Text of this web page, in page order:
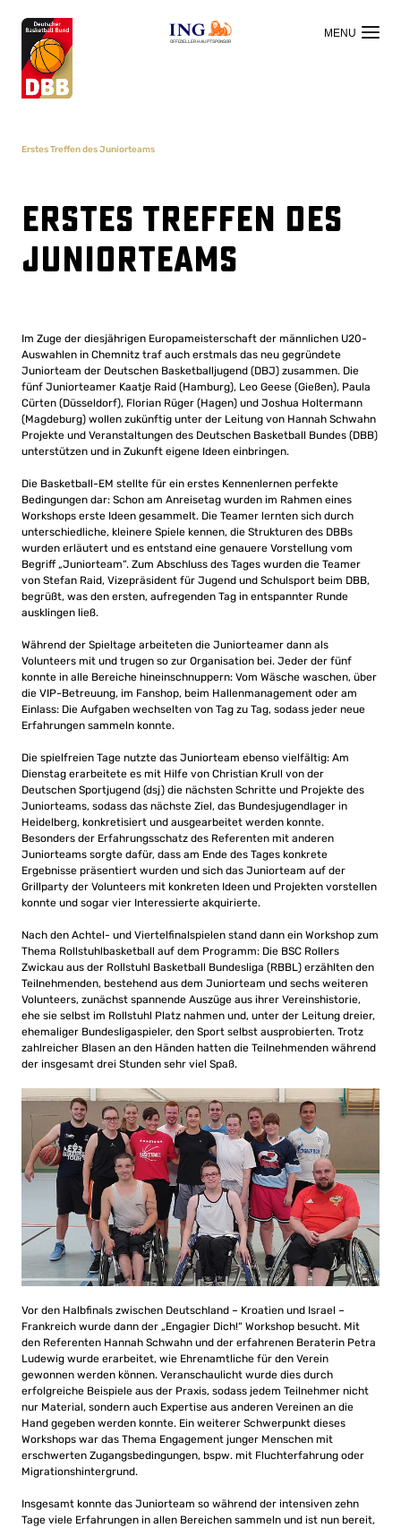
OFFIZIELLER HAUPTSPONSOR
Erstes Treffen des Juniorteams
Erstes Treffen des
Juniorteams
Im Zuge der diesjährigen Europameisterschaft der männlichen U20-
Auswahlen in Chemnitz traf auch erstmals das neu gegründete
Juniorteam der Deutschen Basketballjugend (DBJ) zusammen. Die
fünf Juniorteamer Kaatje Raid (Hamburg), Leo Geese (Gießen), Paula
Cürten (Düsseldorf), Florian Rüger (Hagen) und Joshua Holtermann
(Magdeburg) wollen zukünftig unter der Leitung von Hannah Schwahn
Projekte und Veranstaltungen des Deutschen Basketball Bundes (DBB)
unterstützen und in Zukunft eigene Ideen einbringen.
Die Basketball-EM stellte für ein erstes Kennenlernen perfekte
Bedingungen dar: Schon am Anreisetag wurden im Rahmen eines
Workshops erste Ideen gesammelt. Die Teamer lernten sich durch
unterschiedliche, kleinere Spiele kennen, die Strukturen des DBBs
wurden erläutert und es entstand eine genauere Vorstellung vom
Begriff „Juniorteam“. Zum Abschluss des Tages wurden die Teamer
von Stefan Raid, Vizepräsident für Jugend und Schulsport beim DBB,
begrüßt, was den ersten, aufregenden Tag in entspannter Runde
ausklingen ließ.
Während der Spieltage arbeiteten die Juniorteamer dann als
Volunteers mit und trugen so zur Organisation bei. Jeder der fünf
konnte in alle Bereiche hineinschnuppern: Vom Wäsche waschen, über
die VIP-Betreuung, im Fanshop, beim Hallenmanagement oder am
Einlass: Die Aufgaben wechselten von Tag zu Tag, sodass jeder neue
Erfahrungen sammeln konnte.
Die spielfreien Tage nutzte das Juniorteam ebenso vielfältig: Am
Dienstag erarbeitete es mit Hilfe von Christian Krull von der
Deutschen Sportjugend (dsj) die nächsten Schritte und Projekte des
Juniorteams, sodass das nächste Ziel, das Bundesjugendlager in
Heidelberg, konkretisiert und ausgearbeitet werden konnte.
Besonders der Erfahrungsschatz des Referenten mit anderen
Juniorteams sorgte dafür, dass am Ende des Tages konkrete
Ergebnisse präsentiert wurden und sich das Juniorteam auf der
Grillparty der Volunteers mit konkreten Ideen und Projekten vorstellen
konnte und sogar vier Interessierte akquirierte.
Nach den Achtel- und Viertelfinalspielen stand dann ein Workshop zum
Thema Rollstuhlbasketball auf dem Programm: Die BSC Rollers
Zwickau aus der Rollstuhl Basketball Bundesliga (RBBL) erzählten den
Teilnehmenden, bestehend aus dem Juniorteam und sechs weiteren
Volunteers, zunächst spannende Auszüge aus ihrer Vereinshistorie,
ehe sie selbst im Rollstuhl Platz nahmen und, unter der Leitung dreier,
ehemaliger Bundesligaspieler, den Sport selbst ausprobierten. Trotz
zahlreicher Blasen an den Händen hatten die Teilnehmenden während
der insgesamt drei Stunden sehr viel Spaß.
Vor den Halbfinals zwischen Deutschland – Kroatien und Israel –
Frankreich wurde dann der „Engagier Dich!“ Workshop besucht. Mit
den Referenten Hannah Schwahn und der erfahrenen Beraterin Petra
Ludewig wurde erarbeitet, wie Ehrenamtliche für den Verein
gewonnen werden können. Veranschaulicht wurde dies durch
erfolgreiche Beispiele aus der Praxis, sodass jedem Teilnehmer nicht
nur Material, sondern auch Expertise aus anderen Vereinen an die
Hand gegeben werden konnte. Ein weiterer Schwerpunkt dieses
Workshops war das Thema Engagement junger Menschen mit
erschwerten Zugangsbedingungen, bspw. mit Fluchterfahrung oder
Migrationshintergrund.
Insgesamt konnte das Juniorteam so während der intensiven zehn
Tage viele Erfahrungen in allen Bereichen sammeln und ist nun bereit,